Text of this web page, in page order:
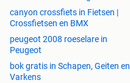
canyon crossfiets in Fietsen |
Crossfietsen en BMX
peugeot 2008 roeselare in
Peugeot
bok gratis in Schapen, Geiten en
Varkens